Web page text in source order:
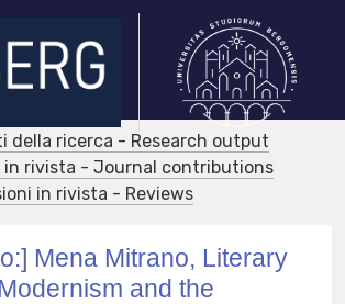
della ricerca - Research output
in rivista - Journal contributions
in rivista - Reviews
Mena Mitrano, Literary
and the